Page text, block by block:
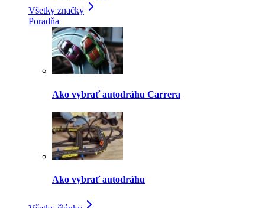
Všetky značky
Poradňa
Ako vybrať autodráhu Carrera
Ako vybrať autodráhu